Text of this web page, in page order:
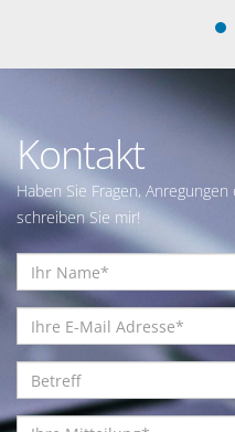
Kontakt
Haben Sie Fragen,
schreiben Sie mir!